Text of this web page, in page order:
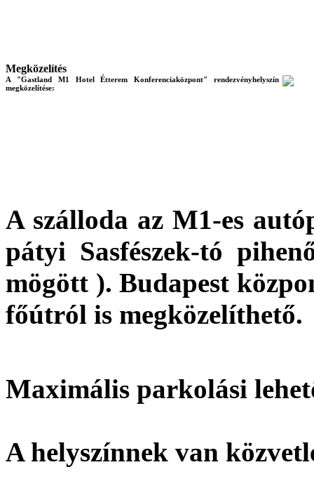
Megközelítés
A "Gastland M1 Hotel Étterem Konferenciaközpont" rendezvényhelyszín
megközelítése:
A szálloda az M1-es
pátyi Sasfészek-tó
mögött ). Budapest
főútról is megközelíthető.
Maximális parkolási
A helyszínnek van